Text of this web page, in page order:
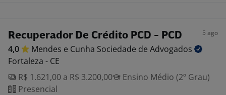
Recuperador De Crédito PCD - PCD 5 ago
4,0 Mendes e Cunha Sociedade de Advogados
Fortaleza - CE
R$ 1.621,00 a R$ 3.200,00
Ensino Médio (2º Grau)
Presencial